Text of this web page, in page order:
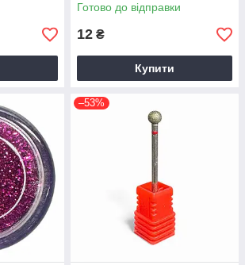
Готово до відправки
12 ₴
Купити
–53%